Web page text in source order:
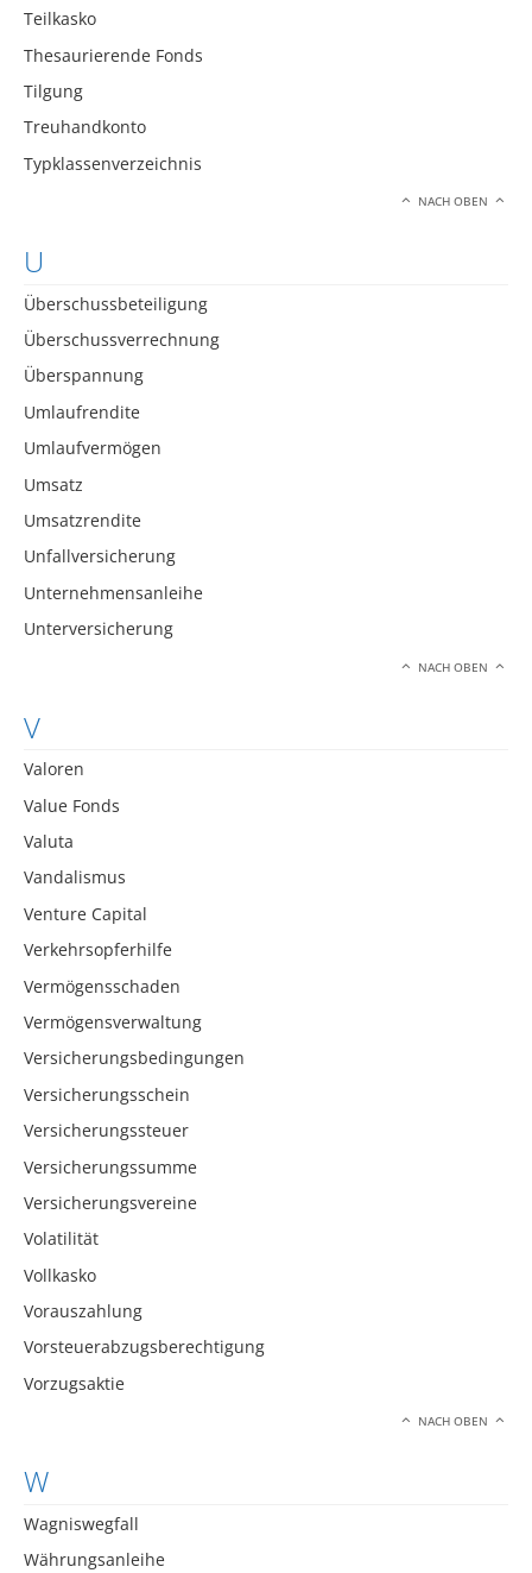
Teilkasko
Thesaurierende Fonds
Tilgung
Treuhandkonto
Typklassenverzeichnis
NACH OBEN
U
Überschussbeteiligung
Überschussverrechnung
Überspannung
Umlaufrendite
Umlaufvermögen
Umsatz
Umsatzrendite
Unfallversicherung
Unternehmensanleihe
Unterversicherung
NACH OBEN
V
Valoren
Value Fonds
Valuta
Vandalismus
Venture Capital
Verkehrsopferhilfe
Vermögensschaden
Vermögensverwaltung
Versicherungsbedingungen
Versicherungsschein
Versicherungssteuer
Versicherungssumme
Versicherungsvereine
Volatilität
Vollkasko
Vorauszahlung
Vorsteuerabzugsberechtigung
Vorzugsaktie
NACH OBEN
W
Wagniswegfall
Währungsanleihe